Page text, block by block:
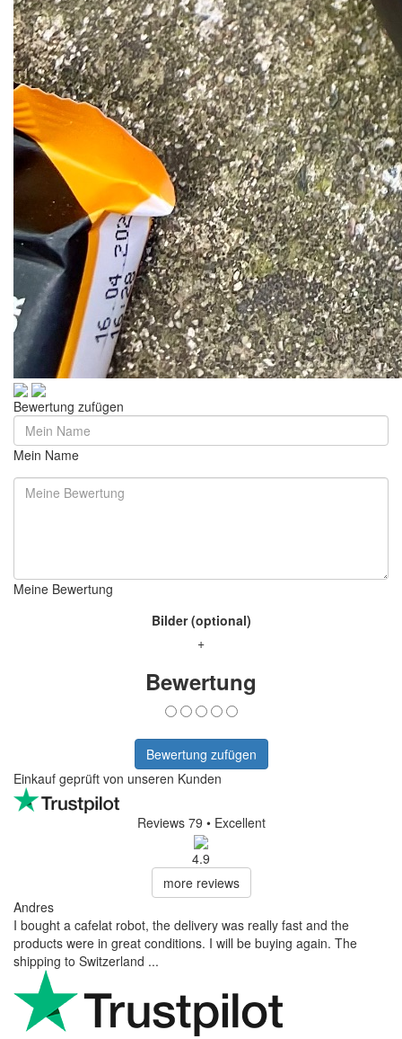
Bewertung zufügen
Mein Name
Meine Bewertung
Bilder (optional)
+
Bewertung
Bewertung zufügen
Einkauf geprüft von unseren Kunden
Reviews 79 • Excellent
4.9
more reviews
Andres
I bought a cafelat robot, the delivery was really fast and the
products were in great conditions. I will be buying again. The
shipping to Switzerland ...